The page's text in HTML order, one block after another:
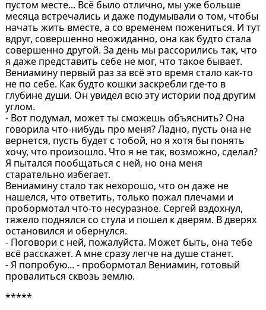
пустом месте... Всё было отлично, мы уже больше
месяца встречались и даже подумывали о том, чтобы
начать жить вместе, а со временем пожениться. И тут
вдруг, совершенно неожиданно, она как будто стала
совершенно другой. За день мы рассорились так, что
я даже представить себе не мог, что такое бывает.
Вениамину первый раз за всё это время стало как-то
не по себе. Как будто кошки заскребли где-то в
глубине души. Он увидел всю эту истории под другим
углом.
- Вот подумал, может ты сможешь объяснить? Она
говорила что-нибудь про меня? Ладно, пусть она не
вернется, пусть будет с тобой, но я хотя бы понять
хочу, что произошло. Что я не так, возможно, сделал?
Я пытался пообщаться с ней, но она меня
старательно избегает.
Вениамину стало так нехорошо, что он даже не
нашелся, что ответить, только пожал плечами и
пробормотал что-то несуразное. Сергей вздохнул,
тяжело поднялся со стула и пошел к дверям. В дверях
остановился и обернулся.
- Поговори с ней, пожалуйста. Может быть, она тебе
всё расскажет. А мне сразу легче на душе станет.
- Я попробую... - пробормотал Вениамин, готовый
провалиться сквозь землю.
*****